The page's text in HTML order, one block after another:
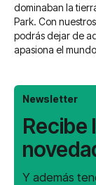
dominaban la
Park. Con nuestros
podrás dejar de
apasiona el
Newsletter
Recibe
Y además